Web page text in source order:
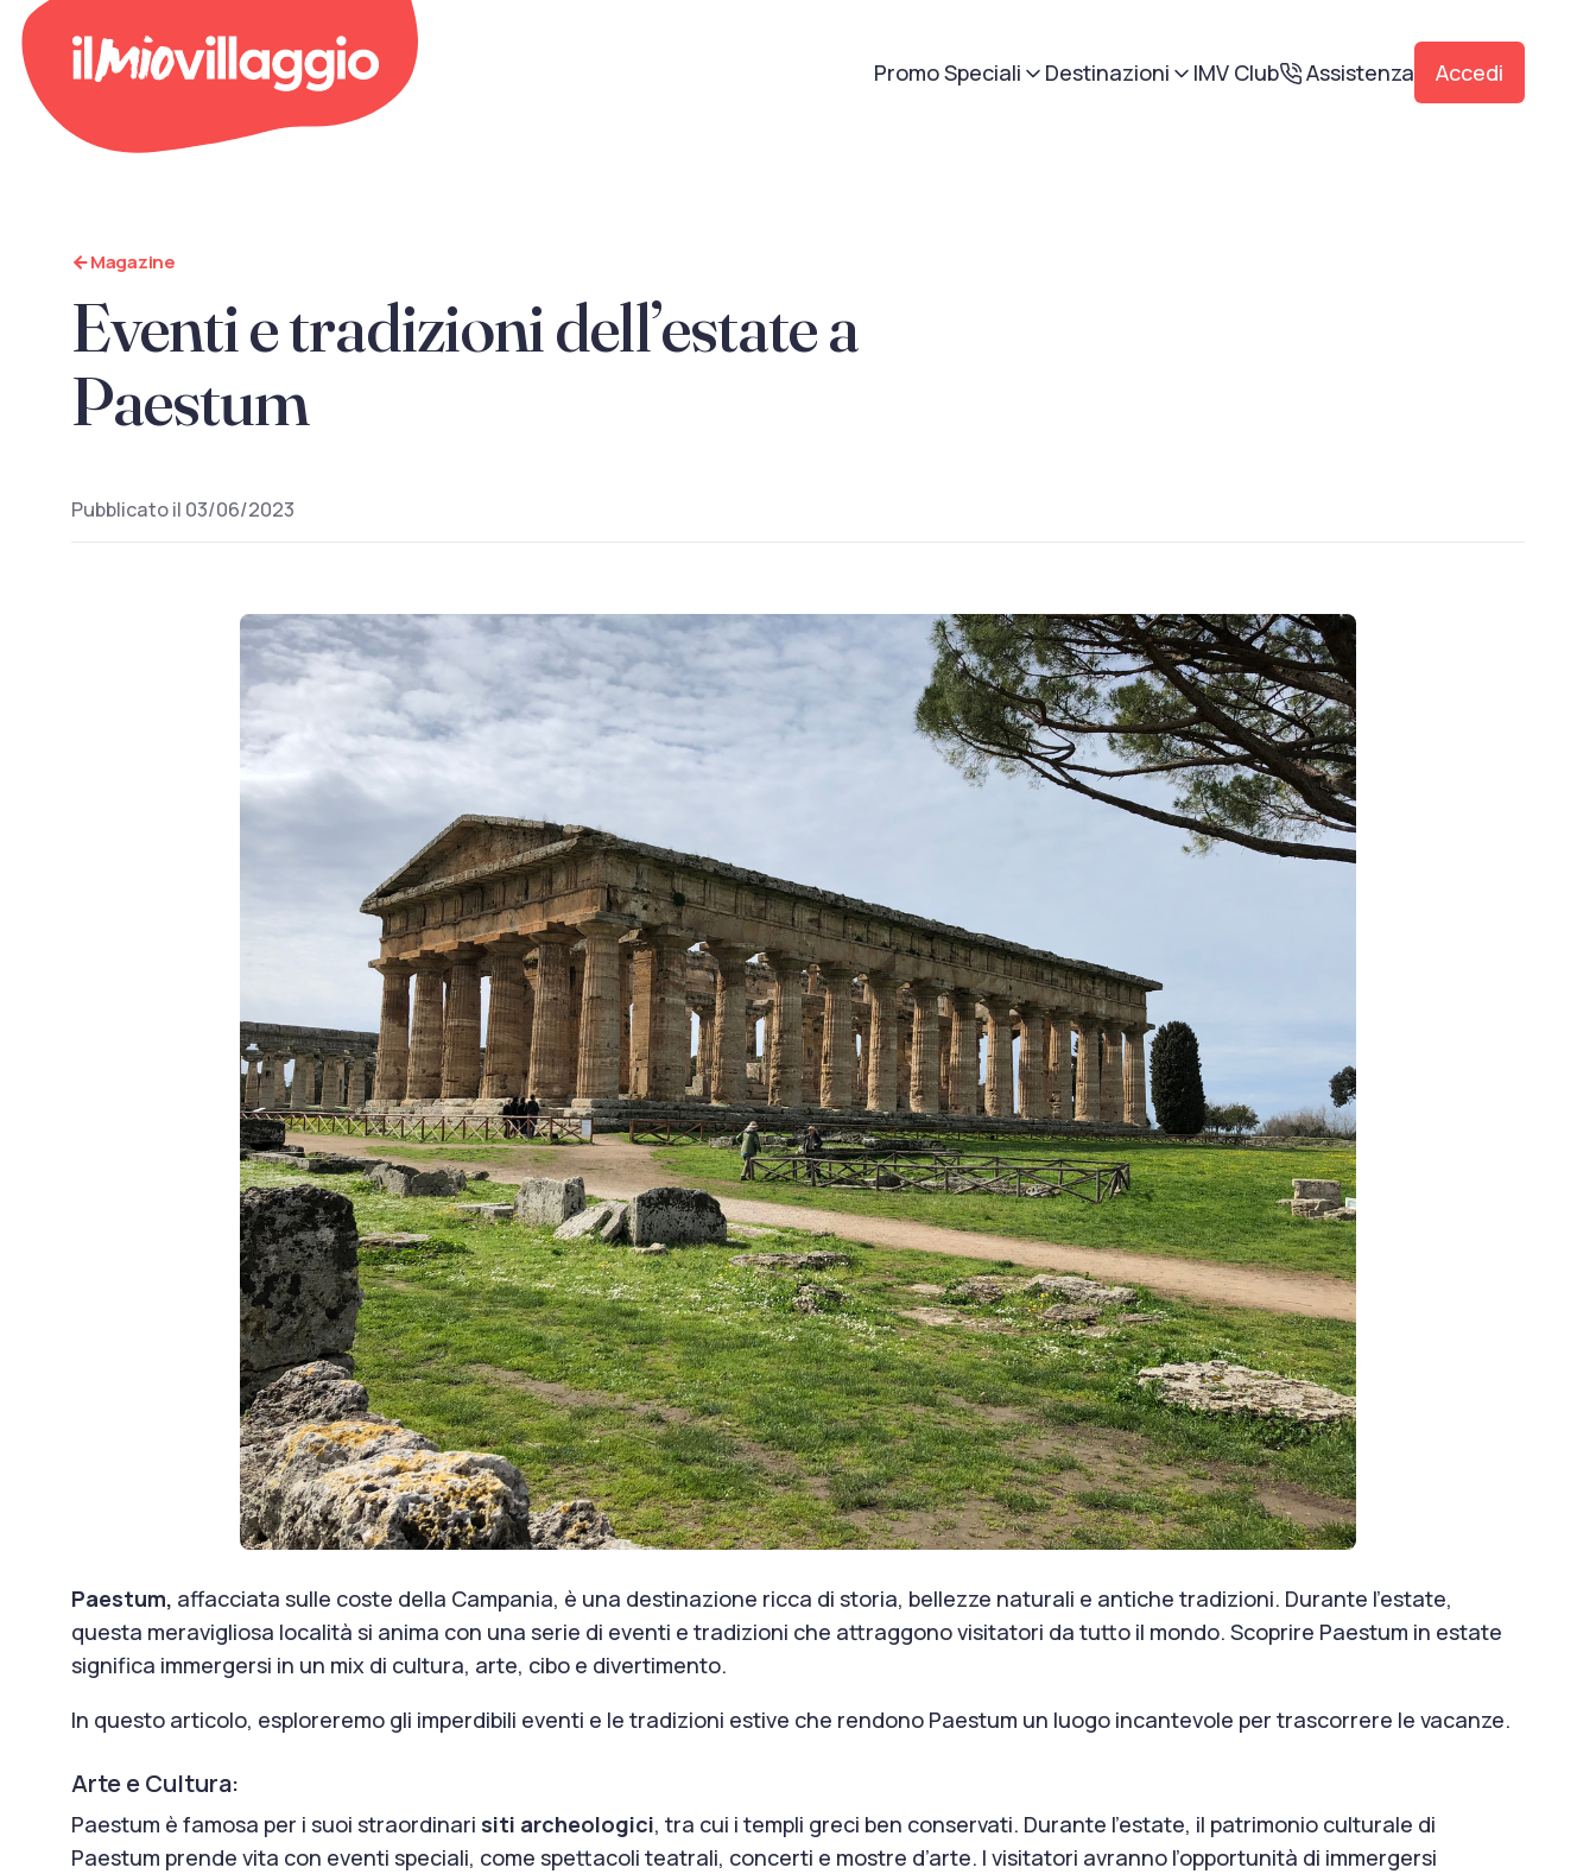
Promo Speciali Destinazioni IMV Club Assistenza Accedi
Magazine
Eventi e tradizioni dell’estate a
Paestum
Pubblicato il 03/06/2023
Paestum, affacciata sulle coste della Campania, è una destinazione ricca di storia, bellezze naturali e antiche tradizioni. Durante l’estate,
questa meravigliosa località si anima con una serie di eventi e tradizioni che attraggono visitatori da tutto il mondo. Scoprire Paestum in estate
significa immergersi in un mix di cultura, arte, cibo e divertimento.
In questo articolo, esploreremo gli imperdibili eventi e le tradizioni estive che rendono Paestum un luogo incantevole per trascorrere le vacanze.
Arte e Cultura:
Paestum è famosa per i suoi straordinari siti archeologici, tra cui i templi greci ben conservati. Durante l’estate, il patrimonio culturale di
Paestum prende vita con eventi speciali, come spettacoli teatrali, concerti e mostre d’arte. I visitatori avranno l’opportunità di immergersi